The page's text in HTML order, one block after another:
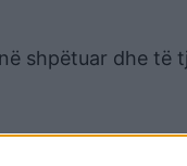
shpëtuar dhe të